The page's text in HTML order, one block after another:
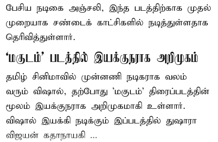
பேசிய நடிகை அஞ்சலி, இந்த படத்திற்காக முதல்
முறையாக சண்டைக் காட்சிகளில் நடித்துள்ளதாக
தெரிவித்துள்ளார்.
‘மகுடம்’ படத்தில் இயக்குநராக அறிமுகம்
தமிழ் சினிமாவில் முன்னணி நடிகராக வலம்
வரும் விஷால், தற்போது 'மகுடம்' திரைப்படத்தின்
மூலம் இயக்குநராக அறிமுகமாகி உள்ளார்.
விஷால் இயக்கி நடிக்கும் இப்படத்தில் துஷாரா
விஜயன் கதாநாயகி ...